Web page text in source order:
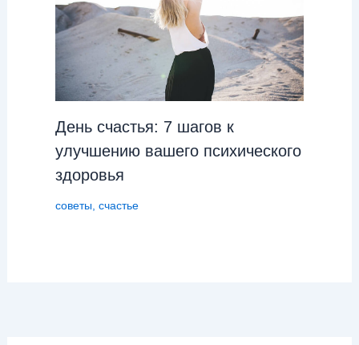
День cчастья: 7 шагов к
улучшению вашего психического
здоровья
советы, счастье